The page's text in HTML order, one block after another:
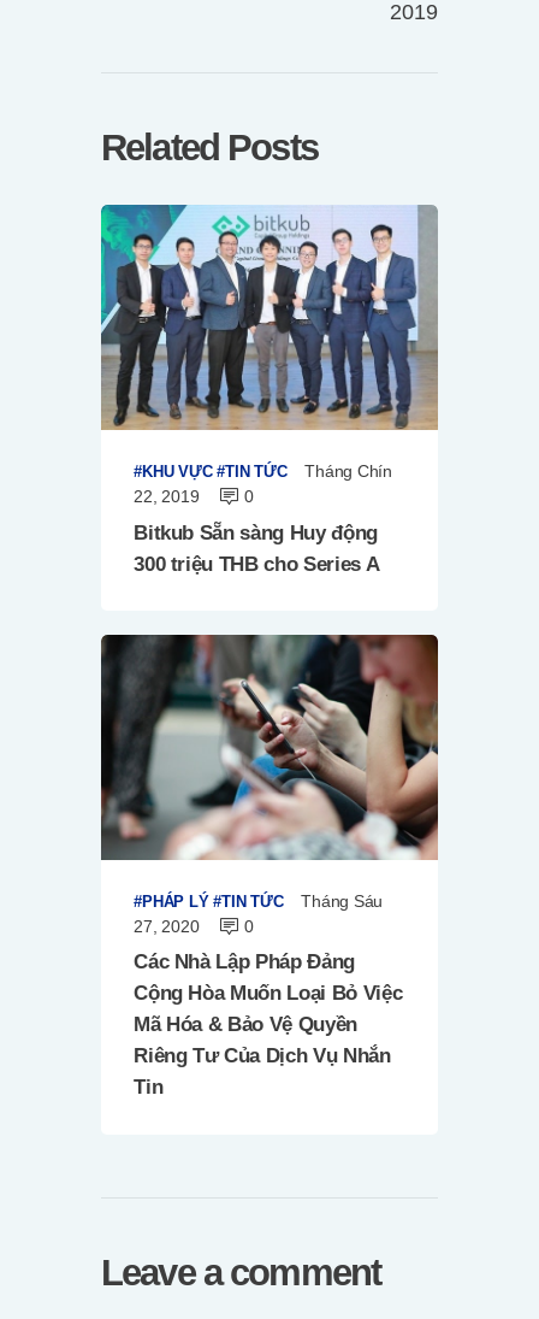
2019
Related Posts
KHU VỰC TIN TỨC
Tháng Chín
22, 2019
0
Bitkub Sẵn sàng Huy động
300 triệu THB cho Series A
PHÁP LÝ TIN TỨC
Tháng Sáu
27, 2020
0
Các Nhà Lập Pháp Đảng
Cộng Hòa Muốn Loại Bỏ Việc
Mã Hóa & Bảo Vệ Quyền
Riêng Tư Của Dịch Vụ Nhắn
Tin
Leave a comment